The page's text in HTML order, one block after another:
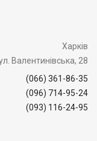
Харків
Валентинівська, 28
(066) 361-86-35
(096) 714-95-24
(093) 116-24-95